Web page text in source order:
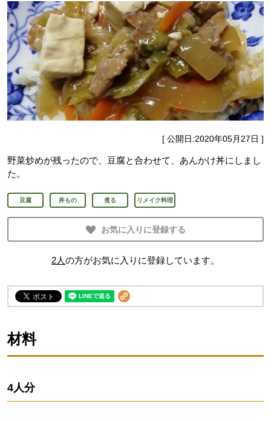
[ 公開日:2020年05月27日 ]
野菜炒めが残ったので、豆腐と合わせて、あんかけ丼にしまし
た。
豆腐 丼もの 煮る リメイク料理
お気に入りに登録する
2人の方がお気に入りに登録しています。
材料
4人分